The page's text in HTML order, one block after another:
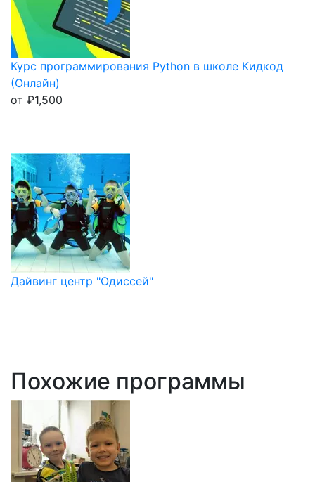
Курс программирования Python в школе Кидкод
(Онлайн)
от ₽1,500
Дайвинг центр "Одиссей"
Похожие программы